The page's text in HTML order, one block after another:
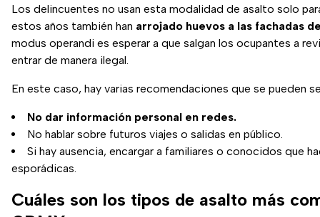
Los delincuentes no usan esta modalidad de asalto solo
estos años también han arrojado huevos a las fachadas
modus operandi es esperar a que salgan los ocupantes a
entrar de manera ilegal.
En este caso, hay varias recomendaciones que se pueden
No dar información personal en redes.
No hablar sobre futuros viajes o salidas en público.
Si hay ausencia, encargar a familiares o conocidos que
esporádicas.
Cuáles son los tipos de asalto más